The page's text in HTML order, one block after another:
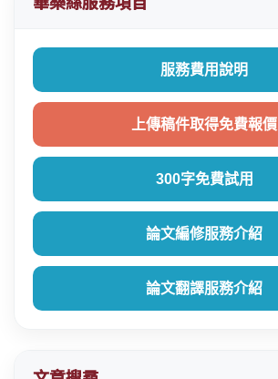
服務費用說明
上傳稿件取得免費報價
300字免費試用
論文編修服務介紹
論文翻譯服務介紹